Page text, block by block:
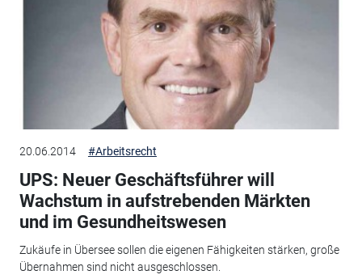
20.06.2014 #Arbeitsrecht
UPS: Neuer Geschäftsführer will
Wachstum in aufstrebenden Märkten
und im Gesundheitswesen
Zukäufe in Übersee sollen die eigenen Fähigkeiten stärken, große
Übernahmen sind nicht ausgeschlossen.